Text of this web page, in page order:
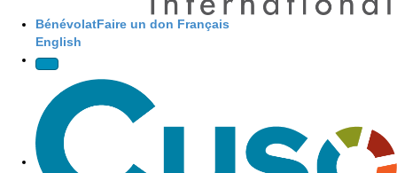
BénévolatFaire un don Français
English